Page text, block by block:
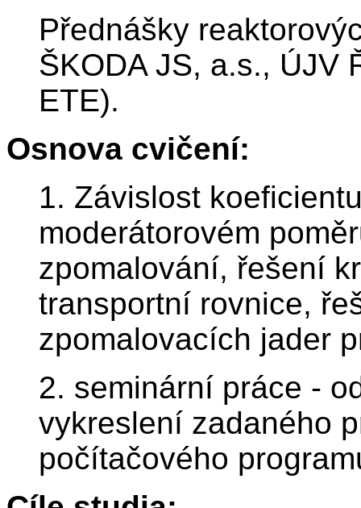
Přednášky
ŠKODA JS, a.s., ÚJV
ETE).
Osnova cvičení:
1. Závislost
moderátorovém
zpomalování, řešení
transportní rovnice,
zpomalovacích jader
2. seminární práce -
vykreslení zadaného
počítačového